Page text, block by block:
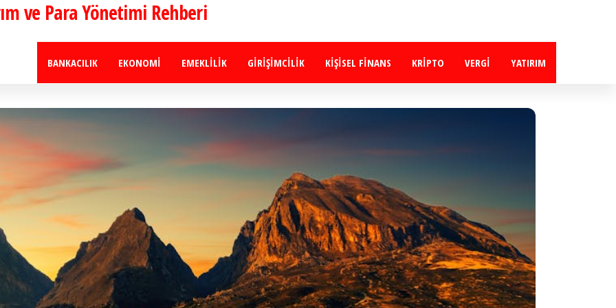
ve Para Yönetimi Rehberi
BANKACILIK EKONOMI EMEKLILIK GIRIŞIMCILIK KIŞISEL FINANS KRIPTO VERGI YATIRIM